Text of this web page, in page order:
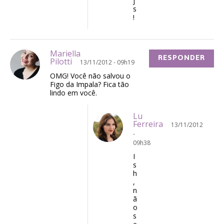
s
!
Mariella
Pilotti 13/11/2012 - 09h19
OMG! Você não salvou o
Figo da Impala? Fica tão
lindo em você.
RESPONDER
Lu
Ferreira
13/11/2012
-
09h38
I
s
h
,
n
ã
o
s